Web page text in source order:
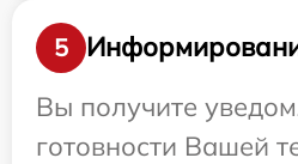
5
Вы получите
готовности Вашей